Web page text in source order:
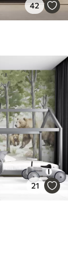
42
21